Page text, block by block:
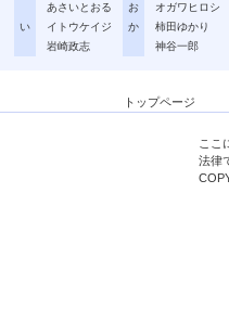
あさいとおる
い
イトウケイジ
岩崎政志
お
オガワヒロシ
か
柿田ゆかり
神谷一郎
トップページ
ここ
法律